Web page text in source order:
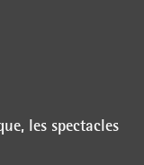
les spectacles